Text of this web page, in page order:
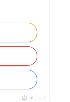
ポチップ